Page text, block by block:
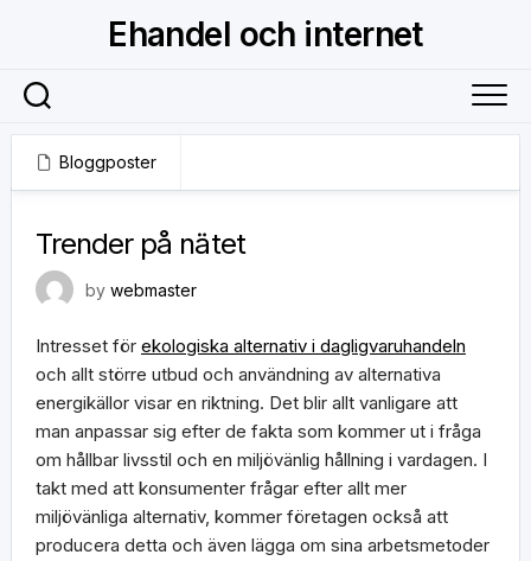
Ehandel och internet
Bloggposter
Trender på nätet
by webmaster
Intresset för ekologiska alternativ i dagligvaruhandeln
och allt större utbud och användning av alternativa
energikällor visar en riktning. Det blir allt vanligare att
man anpassar sig efter de fakta som kommer ut i fråga
om hållbar livsstil och en miljövänlig hållning i vardagen. I
takt med att konsumenter frågar efter allt mer
miljövänliga alternativ, kommer företagen också att
producera detta och även lägga om sina arbetsmetoder